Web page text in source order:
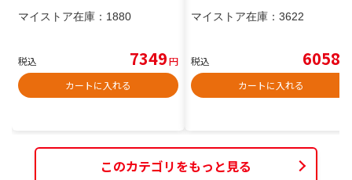
マイストア在庫： 1880
税込 7349円
カートに入れる
マイストア在庫： 3622
税込 6058
カートに入れる
このカテゴリをもっと見る